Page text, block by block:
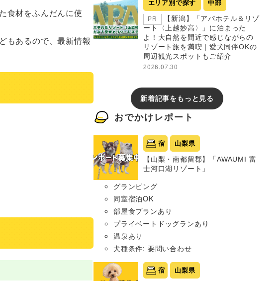
エリア別で探す 中部
PR
【新潟】「アパホテル＆リゾ
ート〈上越妙高〉」に泊まった
よ！大自然を間近で感じながらの
リゾート旅を満喫 | 愛犬同伴OKの
周辺観光スポットもご紹介
2026.07.30
新着記事をもっと見る
おでかけレポート
宿 山梨県
【山梨・南都留郡】「AWAUMI 富
士河口湖リゾート」
グランピング
同室宿泊OK
部屋食プランあり
プライベートドッグランあり
温泉あり
犬種条件: 要問い合わせ
宿 山梨県